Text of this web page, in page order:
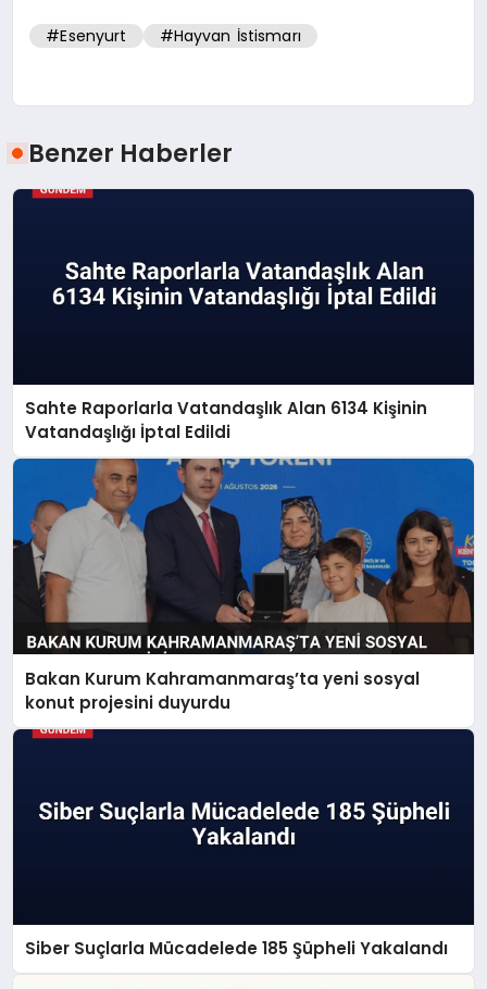
#Esenyurt #Hayvan İstismarı
Benzer Haberler
Sahte Raporlarla Vatandaşlık Alan 6134 Kişinin
Vatandaşlığı İptal Edildi
Bakan Kurum Kahramanmaraş’ta yeni sosyal
konut projesini duyurdu
Siber Suçlarla Mücadelede 185 Şüpheli Yakalandı